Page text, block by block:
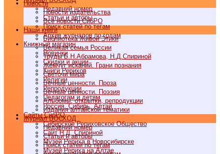
Недавний номер
Статьи и авторы
Поиск статей по тегам
Архив журналов по годам
Книжный магазин
Новинки
Скидки и акции
Книги Рерихов
Религии
Репродукции
Педагогам и детям
Россия, Сибирь, Алтай
Cайты СибРО
Сибирское Рериховское Общество
Сайт Н.Д. Спириной
Музей Рериха в Новосибирске
Музей Рериха на Алтае
Новости
Новости издательства
Все новости СибРО
Наши книги
Библиотека Живой Этики
Великая семья России
Труды Б.Н.Абрамова, Н.Д.Спириной
Жемчуг исканий. Грани познания
Светочи мира
Вечные ценности. Проза
Вечные ценности. Поэзия
Альбомы, открытки, репродукции
Издания алтайской тематики
Журнал ВОСХОД
Недавний номер
Статьи и авторы
Поиск статей по тегам